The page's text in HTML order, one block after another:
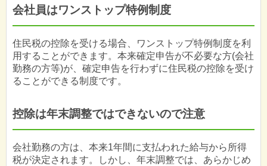
会社員はワンストップ特例制度
住民税の控除を受ける場合、ワンストップ特例制度を利
用することができます。本来確定申告が不必要な方(会社
勤務の方等)が、確定申告を行わずに住民税の控除を受け
ることができる制度です。
控除は年末調整ではできないので注意
会社勤務の方は、本来1年間に支払われた給与から所得
税が決定されます。しかし、年末調整では、あらかじめ